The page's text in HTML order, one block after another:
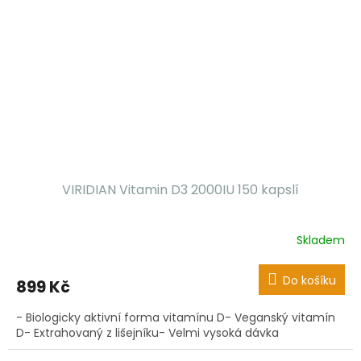
VIRIDIAN Vitamin D3 2000IU 150 kapslí
Skladem
899 Kč Do košíku
- Biologicky aktivní forma vitamínu D- Veganský vitamín
D- Extrahovaný z lišejníku- Velmi vysoká dávka